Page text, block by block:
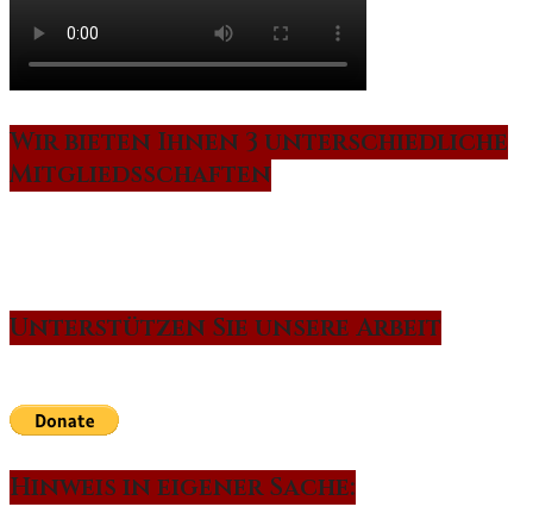
Wir bieten Ihnen 3 unterschiedliche
Mitgliedsschaften
Unterstützen Sie unsere Arbeit
Hinweis in eigener Sache: